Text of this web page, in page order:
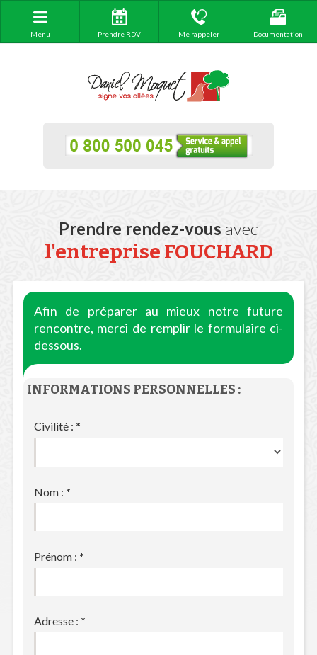
Menu Prendre RDV Me rappeler Documentation
Prendre rendez-vous avec
l'entreprise FOUCHARD
Afin de préparer au mieux notre future
rencontre, merci de remplir le formulaire ci-
dessous.
INFORMATIONS PERSONNELLES :
Civilité : *
Nom : *
Prénom : *
Adresse : *